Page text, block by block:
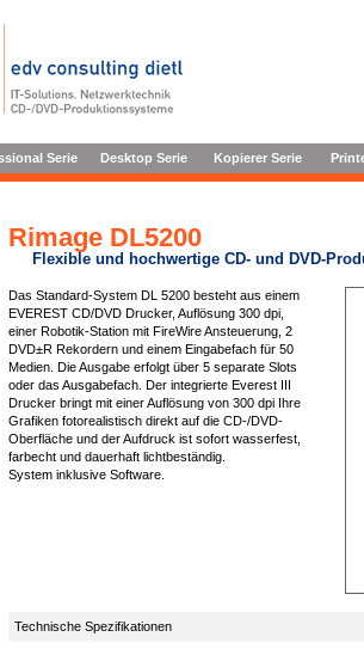
Serie Desktop Serie Kopierer Serie
Rimage DL5200
Flexible und hochwertige CD- und DVD-
Das Standard-System DL 5200 besteht aus einem
EVEREST CD/DVD Drucker, Auflösung 300 dpi,
einer Robotik-Station mit FireWire Ansteuerung, 2
DVD±R Rekordern und einem Eingabefach für 50
Medien. Die Ausgabe erfolgt über 5 separate Slots
oder das Ausgabefach. Der integrierte Everest III
Drucker bringt mit einer Auflösung von 300 dpi Ihre
Grafiken fotorealistisch direkt auf die CD-/DVD-
Oberfläche und der Aufdruck ist sofort wasserfest,
farbecht und dauerhaft lichtbeständig.
System inklusive Software.
Technische Spezifikationen